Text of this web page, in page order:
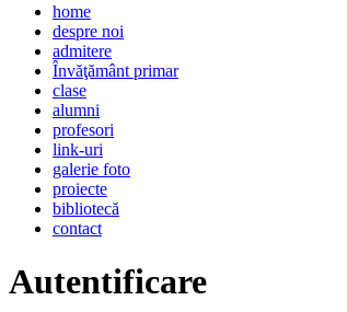
home
despre noi
admitere
Învăţământ primar
clase
alumni
profesori
link-uri
galerie foto
proiecte
bibliotecă
contact
Autentificare